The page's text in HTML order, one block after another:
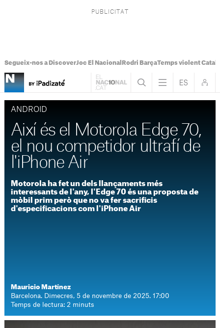
Segueix-nos a DiscoverJoc El Nacional Rodri BarçaTemps violent
ANDROID
Així és el Motorola Edge 70,
el nou competidor ultrafí de
l'iPhone Air
Motorola ha fet un dels llançaments més
interessants de l'any, l'Edge 70 és una proposta de
mòbil prim però que no va fer sacrificis
d'especificacions com l'iPhone Air
Mauricio Martínez
Barcelona. Dimecres, 5 de novembre de 2025. 17:00
Temps de lectura: 2 minuts